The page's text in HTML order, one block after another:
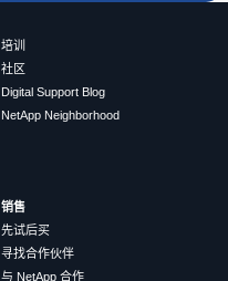
培训
社区
Digital Support Blog
NetApp Neighborhood
销售
先试后买
寻找合作伙伴
与 NetApp 合作